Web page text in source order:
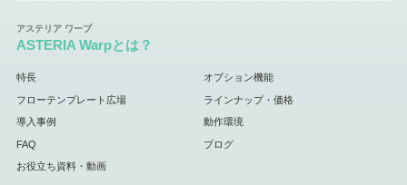
ASTERIA Warpとは？
特長 オプション機能
フローテンプレート広場 ラインナップ・価格
導入事例 動作環境
FAQ ブログ
お役立ち資料・動画